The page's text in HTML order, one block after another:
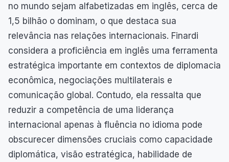
no mundo sejam alfabetizadas em inglês, cerca de
1,5 bilhão o dominam, o que destaca sua
relevância nas relações internacionais. Finardi
considera a proficiência em inglês uma ferramenta
estratégica importante em contextos de diplomacia
econômica, negociações multilaterais e
comunicação global. Contudo, ela ressalta que
reduzir a competência de uma liderança
internacional apenas à fluência no idioma pode
obscurecer dimensões cruciais como capacidade
diplomática, visão estratégica, habilidade de